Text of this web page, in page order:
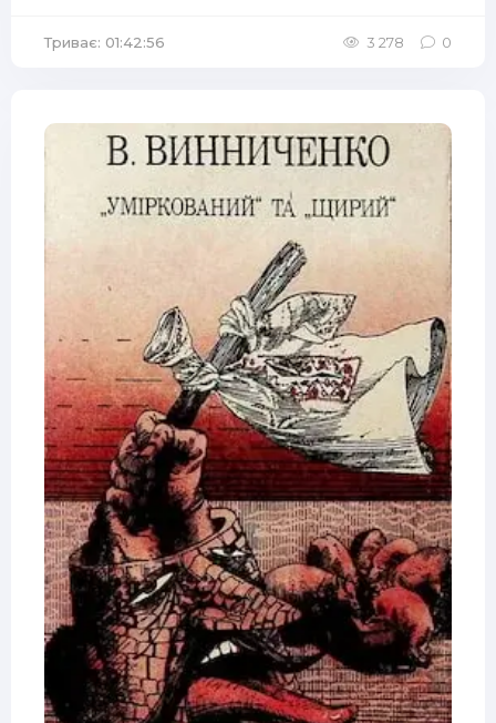
Триває: 01:42:56 3 278 0